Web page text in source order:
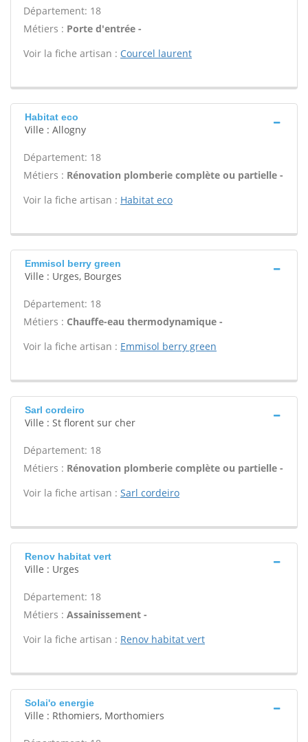
Département: 18
Métiers : Porte d'entrée -
Voir la fiche artisan : Courcel laurent
Habitat eco
Ville : Allogny
Département: 18
Métiers : Rénovation plomberie complète ou partielle -
Voir la fiche artisan : Habitat eco
Emmisol berry green
Ville : Urges, Bourges
Département: 18
Métiers : Chauffe-eau thermodynamique -
Voir la fiche artisan : Emmisol berry green
Sarl cordeiro
Ville : St florent sur cher
Département: 18
Métiers : Rénovation plomberie complète ou partielle -
Voir la fiche artisan : Sarl cordeiro
Renov habitat vert
Ville : Urges
Département: 18
Métiers : Assainissement -
Voir la fiche artisan : Renov habitat vert
Solai'o energie
Ville : Rthomiers, Morthomiers